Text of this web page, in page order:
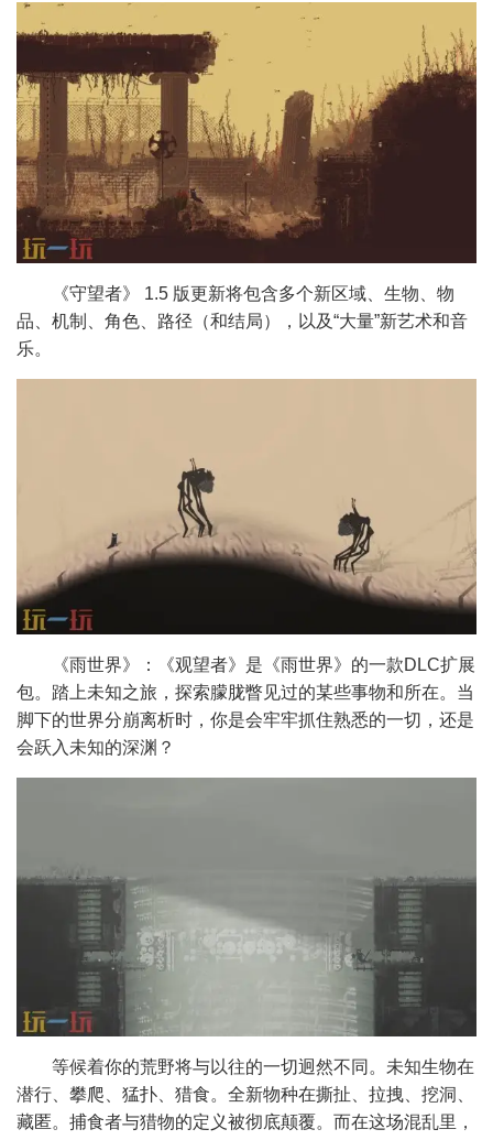
《守望者》 1.5 版更新将包含多个新区域、生物、物
品、机制、角色、路径（和结局），以及“大量”新艺术和音
乐。
《雨世界》：《观望者》是《雨世界》的一款DLC扩展
包。踏上未知之旅，探索朦胧瞥见过的某些事物和所在。当
脚下的世界分崩离析时，你是会牢牢抓住熟悉的一切，还是
会跃入未知的深渊？
等候着你的荒野将与以往的一切迥然不同。未知生物在
潜行、攀爬、猛扑、猎食。全新物种在撕扯、拉拽、挖洞、
藏匿。捕食者与猎物的定义被彻底颠覆。而在这场混乱里，